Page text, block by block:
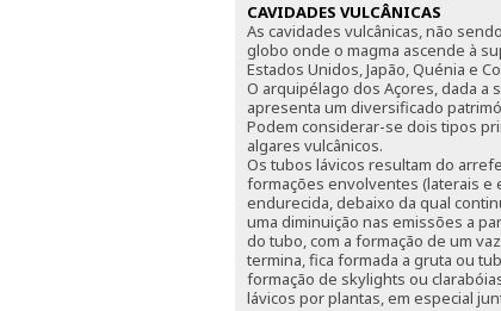
CAVIDADES VULCÂNICAS
As cavidades vulcânicas, não
globo onde o magma ascende à
Estados Unidos, Japão, Quénia e
O arquipélago dos Açores, dada a
apresenta um diversificado
Podem considerar-se dois tipos
algares vulcânicos.
Os tubos lávicos resultam do
formações envolventes (laterais e
endurecida, debaixo da qual
uma diminuição nas emissões a
do tubo, com a formação de um
termina, fica formada a gruta ou
formação de skylights ou
lávicos por plantas, em especial